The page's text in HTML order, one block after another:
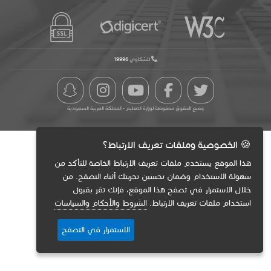
للشكاوي19996
جميع الحقوق محفوظة لوزارة التعليم - المملكة العربية السعودية
🍪 الخصوصية وملفات تعريف الارتباط؟
هذا الموقع يستخدم ملفات تعريف الارتباط الخاصة للتأكد من
سهولة الاستخدام وضمان تحسين تجربتك أثناء التصفح. من
خلال الاستمرار في تصفح هذا الموقع، فإنك تقر بقبول
استخدام ملفات تعريف الارتباط. الشروط والأحكام والسياسات
الاستمرار في التصفح